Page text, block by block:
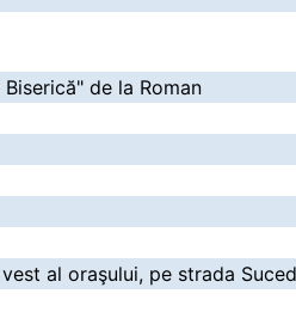
de la Roman
al oraşului, pe strada